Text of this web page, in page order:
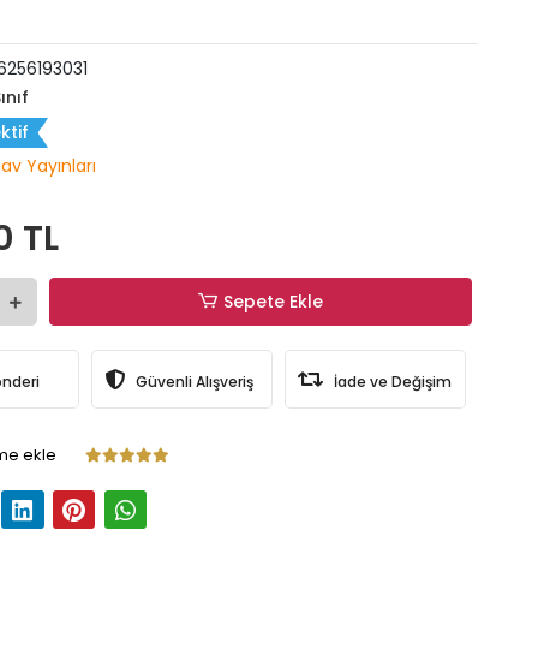
Yayınları
TL
Sepete Ekle
Güvenli Alışveriş İade ve Değişim
ekle